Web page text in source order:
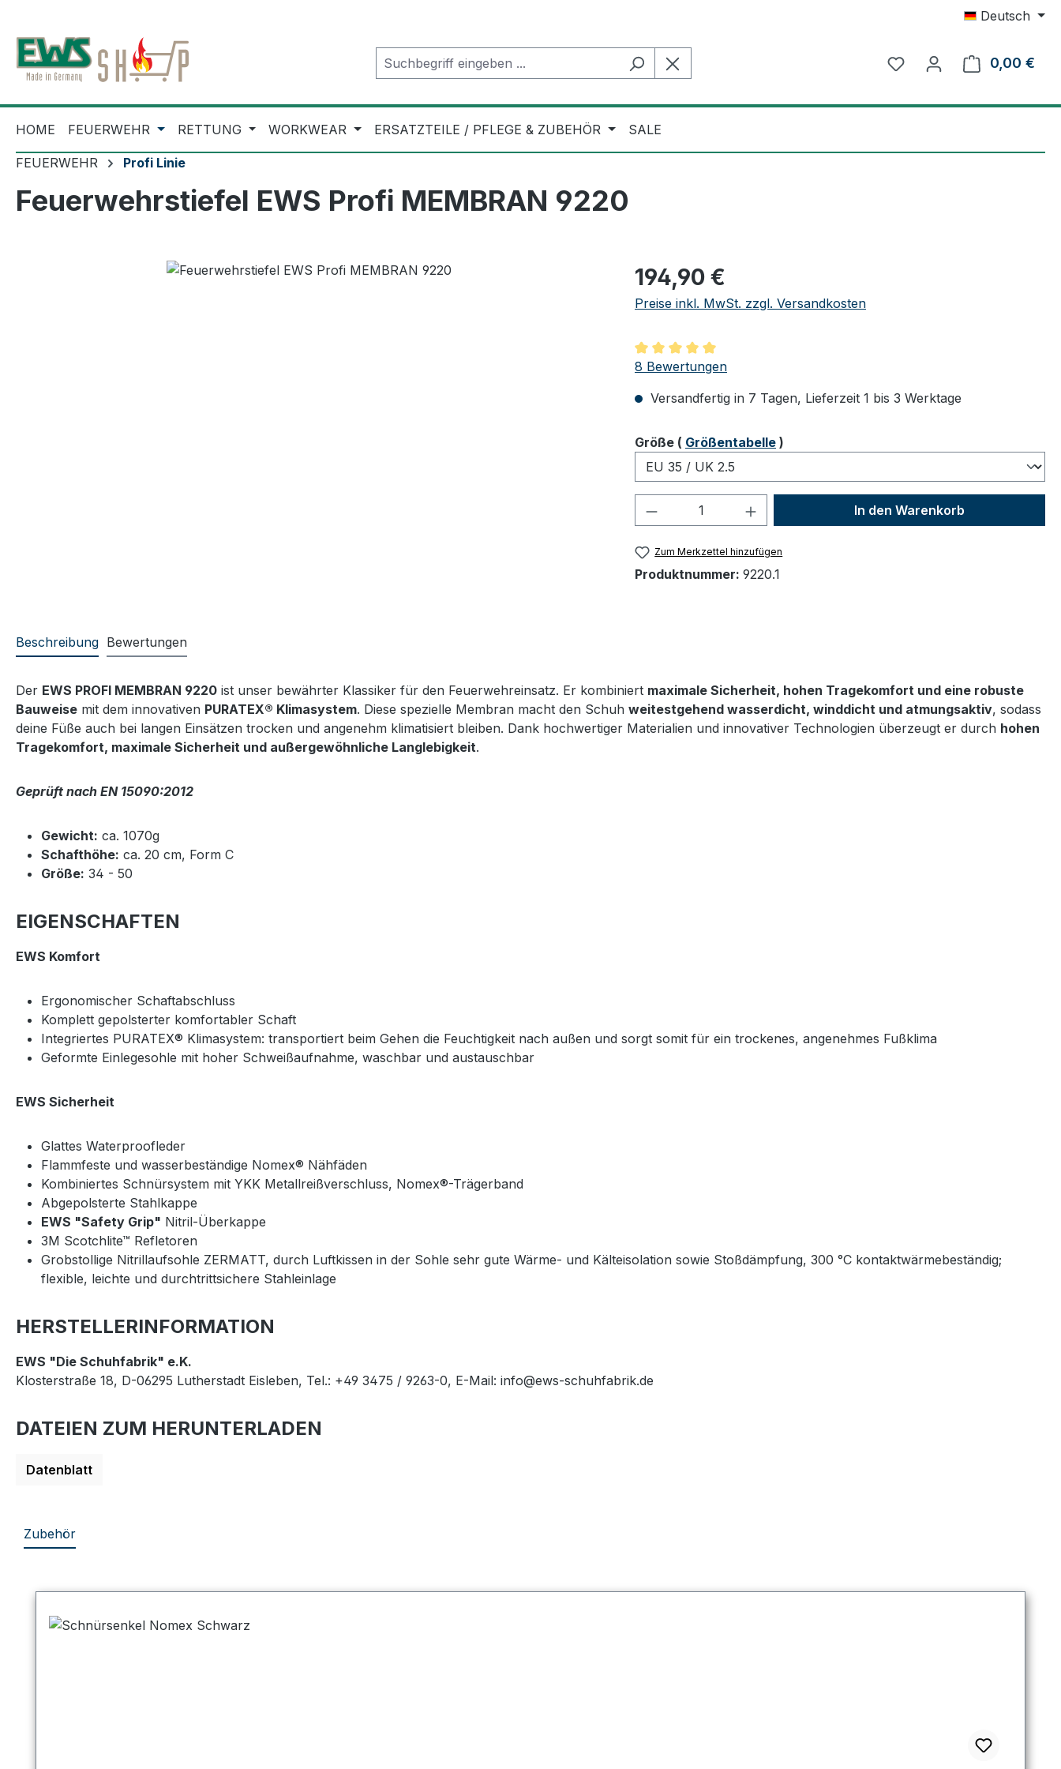
Deutsch
0,00 €
HOME FEUERWEHR RETTUNG WORKWEAR ERSATZTEILE / PFLEGE & ZUBEHÖR SALE
FEUERWEHR Profi Linie
Feuerwehrstiefel EWS Profi MEMBRAN 9220
Regulärer Preis:
194,90 €
Preise inkl. MwSt. zzgl. Versandkosten
Durchschnittliche Bewertung von 5 von 5 Sternen
8 Bewertungen
Versandfertig in 7 Tagen, Lieferzeit 1 bis 3 Werktage
Größeauswählen
( Größentabelle )
Produkt Anzahl: Gib den gewünschten Wert
In den Warenkorb
Zum Merkzettel hinzufügen
Produktnummer: 9220.1
Beschreibung Bewertungen
Der EWS PROFI MEMBRAN 9220 ist unser bewährter Klassiker für den Feuerwehreinsatz. Er kombiniert maximale Sicherheit, hohen Tragekomfort und eine robuste
Bauweise mit dem innovativen PURATEX® Klimasystem. Diese spezielle Membran macht den Schuh weitestgehend wasserdicht, winddicht und atmungsaktiv, sodass
deine Füße auch bei langen Einsätzen trocken und angenehm klimatisiert bleiben. Dank hochwertiger Materialien und innovativer Technologien überzeugt er durch hohen
Tragekomfort, maximale Sicherheit und außergewöhnliche Langlebigkeit.
Geprüft nach EN 15090:2012
Gewicht: ca. 1070g
Schafthöhe: ca. 20 cm, Form C
Größe: 34 - 50
EIGENSCHAFTEN
EWS Komfort
Ergonomischer Schaftabschluss
Komplett gepolsterter komfortabler Schaft
Integriertes PURATEX® Klimasystem: transportiert beim Gehen die Feuchtigkeit nach außen und sorgt somit für ein trockenes, angenehmes Fußklima
Geformte Einlegesohle mit hoher Schweißaufnahme, waschbar und austauschbar
EWS Sicherheit
Glattes Waterproofleder
Flammfeste und wasserbeständige Nomex® Nähfäden
Kombiniertes Schnürsystem mit YKK Metallreißverschluss, Nomex®-Trägerband
Abgepolsterte Stahlkappe
EWS "Safety Grip" Nitril-Überkappe
3M Scotchlite™ Refletoren
Grobstollige Nitrillaufsohle ZERMATT, durch Luftkissen in der Sohle sehr gute Wärme- und Kälteisolation sowie Stoßdämpfung, 300 °C kontaktwärmebeständig;
flexible, leichte und durchtrittsichere Stahleinlage
HERSTELLERINFORMATION
EWS "Die Schuhfabrik" e.K.
Klosterstraße 18, D-06295 Lutherstadt Eisleben, Tel.: +49 3475 / 9263-0, E-Mail: info@ews-schuhfabrik.de
DATEIEN ZUM HERUNTERLADEN
Datenblatt
Zubehör